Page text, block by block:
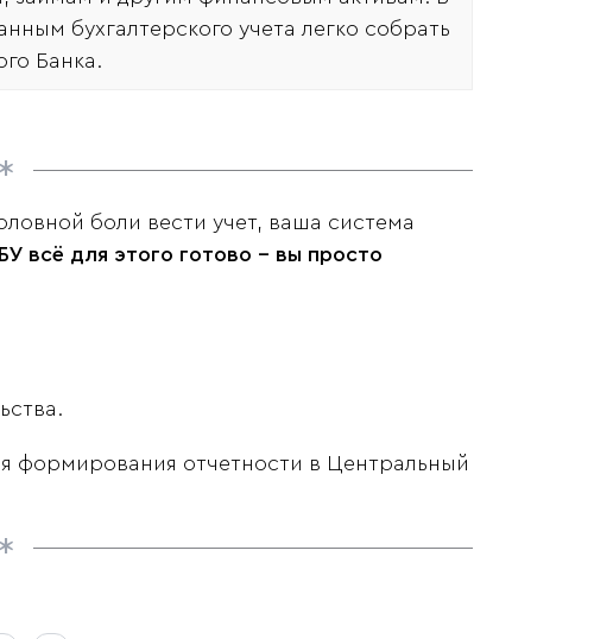
бухгалтерского учета легко собрать
Банка.
боли вести учет, ваша система
всё для этого готово - вы просто
отчетности в Центральный